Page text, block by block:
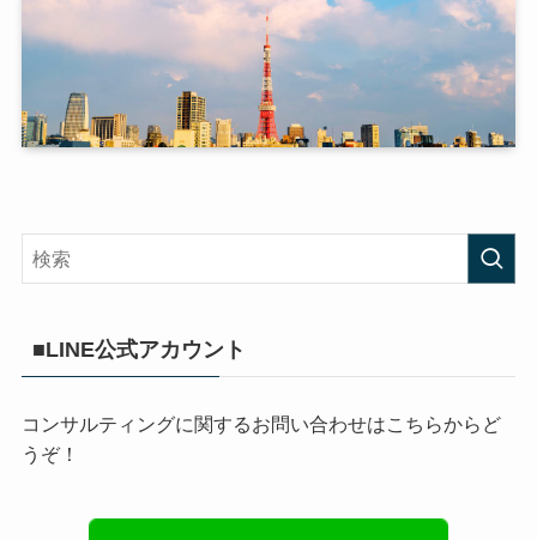
■LINE公式アカウント
コンサルティングに関するお問い合わせはこちらからど
うぞ！